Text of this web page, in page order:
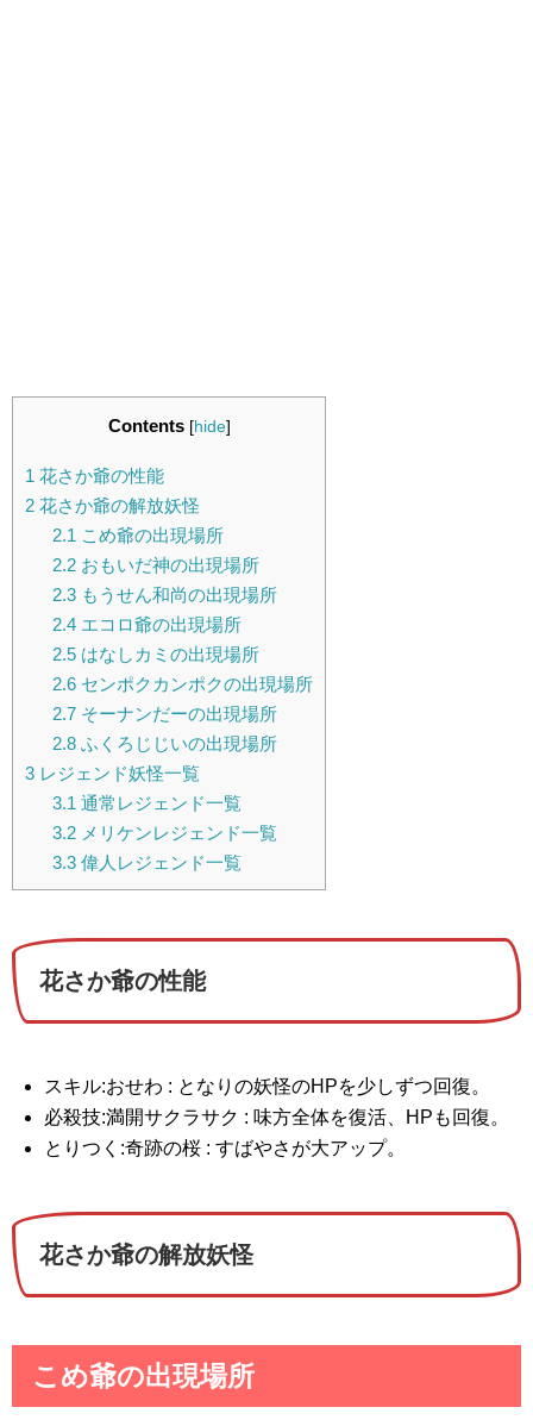
Contents [hide]
1 花さか爺の性能
2 花さか爺の解放妖怪
2.1 こめ爺の出現場所
2.2おもいだ神の出現場所
2.3もうせん和尚の出現場所
2.4エコロ爺の出現場所
2.5はなしカミの出現場所
2.6センポクカンポクの出現場所
2.7そーナンだーの出現場所
2.8ふくろじじいの出現場所
3 レジェンド妖怪一覧
3.1 通常レジェンド一覧
3.2メリケンレジェンド一覧
3.3偉人レジェンド一覧
花さか爺の性能
スキル:おせわ : となりの妖怪のHPを少しずつ回復。
必殺技:満開サクラサク : 味方全体を復活、HPも回復。
とりつく:奇跡の桜 : すばやさが大アップ。
花さか爺の解放妖怪
こめ爺の出現場所